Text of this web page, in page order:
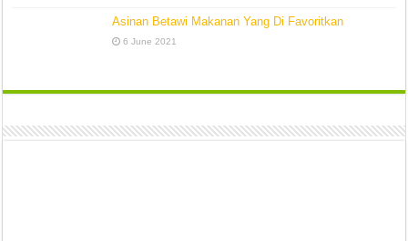
Asinan Betawi Makanan Yang Di Favoritkan
6 June 2021